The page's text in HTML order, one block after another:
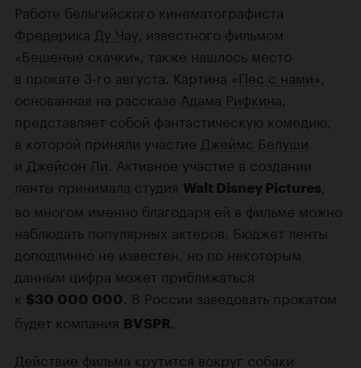
Работе бельгийского кинематографиста
Фредерика Ду Чау , известного фильмом
«Бешеные скачки», также нашлось место
в прокате 3-го августа. Картина «Пес с нами»,
основанная на рассказе Адама Рифкина
представляет собой фантастическую комедию,
в которой приняли участие Джеймс Белуши
и Джейсон Ли . Активное участие в создании
ленты принимала студия Walt Disney Pictures
во многом именно благодаря ей в фильме можно
наблюдать популярных актеров. Бюджет ленты
доподлинно не известен, но по некоторым
данным цифра может приближаться
к $30 000 000
. В России заведовать прокатом
будет компания BVSPR
Действие фильма крутится вокруг собаки